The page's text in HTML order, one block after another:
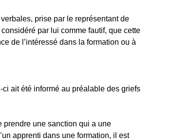
prise par le représentant de
par lui comme fautif, que cette
de l’intéressé dans la formation ou à
ait été informé au préalable des griefs
prendre une sanction qui a une
apprenti dans une formation, il est